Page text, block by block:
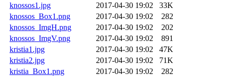
knossos1.jpg
2017-04-30 19:02
33K
knossos_Box1.png
2017-04-30 19:02
282
knossos_ImgH.png
2017-04-30 19:02
202
knossos_ImgV.png
2017-04-30 19:02
891
kristia1.jpg
2017-04-30 19:02
47K
kristia2.jpg
2017-04-30 19:02
71K
kristia_Box1.png
2017-04-30 19:02
282